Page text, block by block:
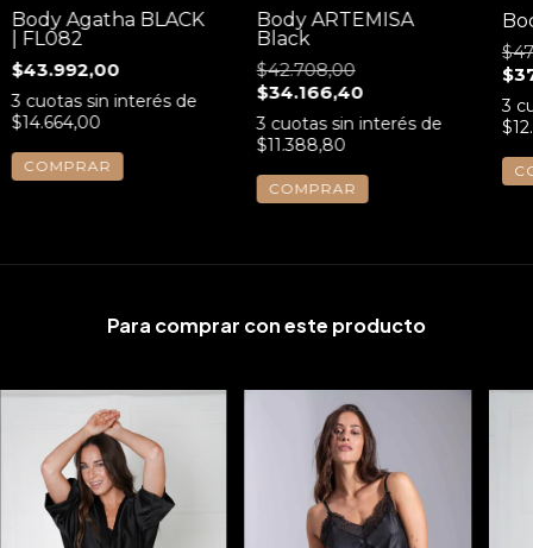
Body Agatha BLACK
| FL082
$43.992,00
3 cuotas sin interés de
$14.664,00
COMPRAR
Body ARTEMISA
Black
$42.708,00
$34.166,40
3 cuotas sin interés de
$11.388,80
COMPRAR
3
Para comprar con este producto